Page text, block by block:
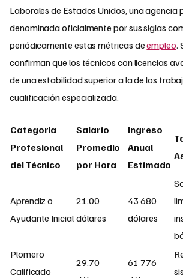
Laborales de Estados Unidos, una agencia
denominada oficialmente por sus siglas
periódicamente estas métricas deempleo.
confirman que los técnicos con licencias
de una estabilidad superior a la de los
cualificación especializada.
Categoría
Profesional
del Técnico
Salario
Promedio
por Hora
Ingreso
Anual
Estimado
Aprendiz o
Ayudante Inicial
21.00
dólares
43 680
dólares
Plomero
Calificado
29.70
61 776